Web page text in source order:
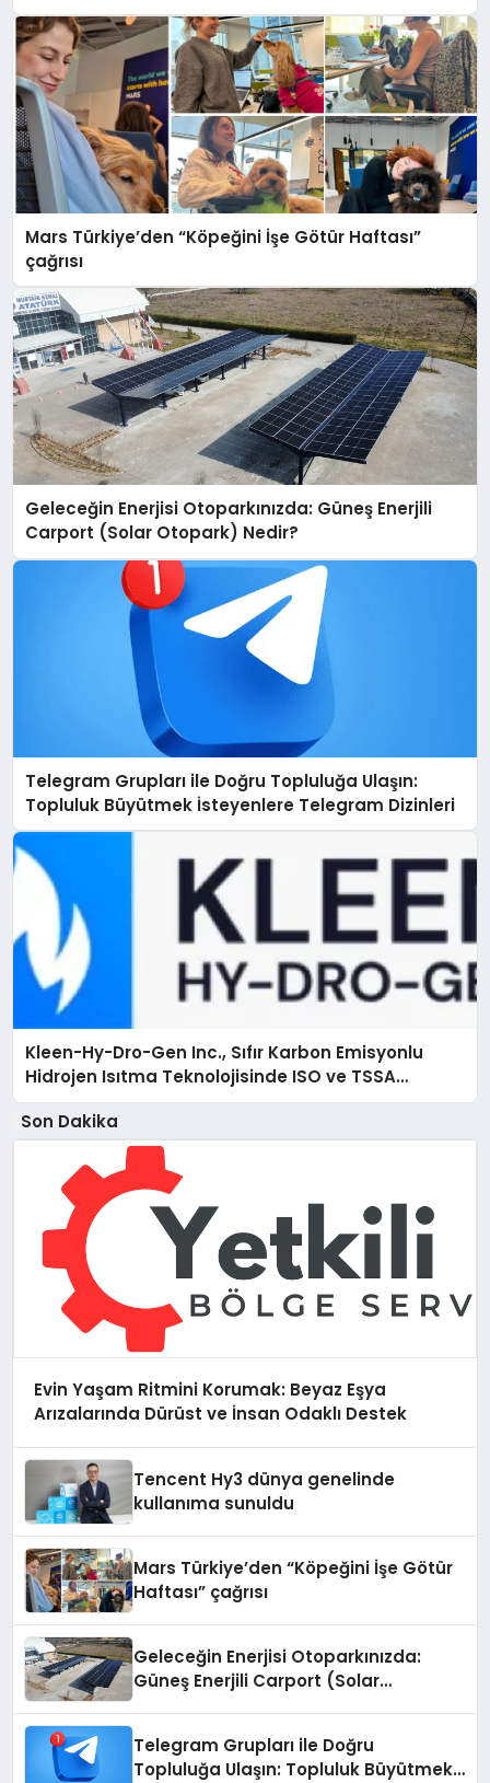
Mars Türkiye’den “Köpeğini İşe Götür Haftası”
çağrısı
Geleceğin Enerjisi Otoparkınızda: Güneş Enerjili
Carport (Solar Otopark) Nedir?
Telegram Grupları ile Doğru Topluluğa Ulaşın:
Topluluk Büyütmek İsteyenlere Telegram Dizinleri
Kleen-Hy-Dro-Gen Inc., Sıfır Karbon Emisyonlu
Hidrojen Isıtma Teknolojisinde ISO ve TSSA
Düzenleyici Onaylarını Aldı
Son Dakika
Evin Yaşam Ritmini Korumak: Beyaz Eşya
Arızalarında Dürüst ve İnsan Odaklı Destek
Tencent Hy3 dünya genelinde
kullanıma sunuldu
Mars Türkiye’den “Köpeğini İşe Götür
Haftası” çağrısı
Geleceğin Enerjisi Otoparkınızda:
Güneş Enerjili Carport (Solar
Telegram Grupları ile Doğru
Topluluğa Ulaşın: Topluluk Büyütmek